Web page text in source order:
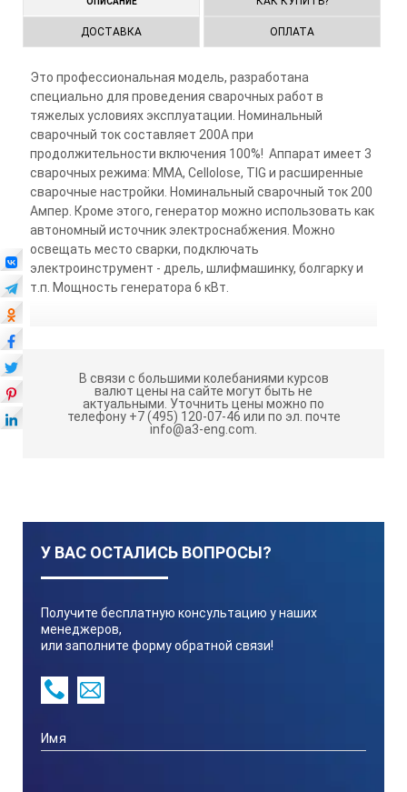
ДОСТАВКА ОПЛАТА
Это профессиональная модель, разработана
специально для проведения сварочных работ в
тяжелых условиях эксплуатации. Номинальный
сварочный ток составляет 200А при
продолжительности включения 100%! Аппарат имеет 3
сварочных режима: MMA, Cellolose, TIG и расширенные
сварочные настройки. Номинальный сварочный ток 200
Ампер. Кроме этого, генератор можно использовать как
автономный источник электроснабжения. Можно
освещать место сварки, подключать
электроинструмент - дрель, шлифмашинку, болгарку и
т.п. Мощность генератора 6 кВт.
В связи с большими колебаниями курсов
валют цены на сайте могут быть не
актуальными. Уточнить цены можно по
телефону +7 (495) 120-07-46 или по эл. почте
info@a3-eng.com.
У ВАС ОСТАЛИСЬ ВОПРОСЫ?
Получите бесплатную консультацию у наших
менеджеров,
или заполните форму обратной связи!